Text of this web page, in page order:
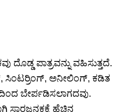
ದೊಡ್ಡ ಪಾತ್ರವನ್ನು ವಹಿಸುತ್ತದೆ.
ಸಿಂಟರ್ರಿಂಗ್, ಅನೀಲಿಂಗ್, ಕಡಿತ
ಬೇರ್ಪಡಿಸಲಾಗದವು.
ಸಾರಜನಕಕ್ಕೆ ಹೆಚ್ಚಿನ